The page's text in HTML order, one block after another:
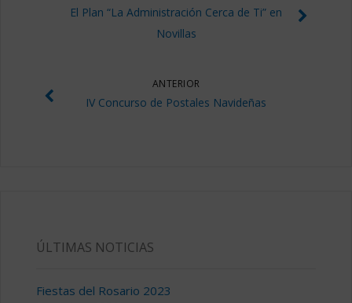
El Plan “La Administración Cerca de Ti” en
Novillas
ANTERIOR
IV Concurso de Postales Navideñas
ÚLTIMAS NOTICIAS
Fiestas del Rosario 2023